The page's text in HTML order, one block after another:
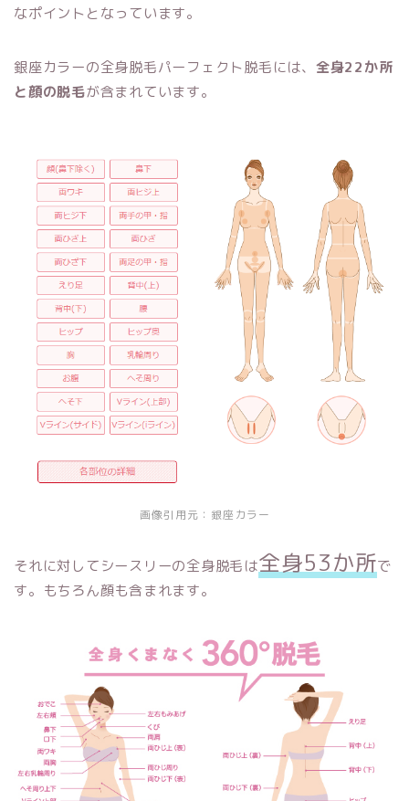
なポイントとなっています。
銀座カラーの全身脱毛パーフェクト脱毛には、 全身22か所
と顔の脱毛が含まれています。
画像引用元：銀座カラー
それに対してシースリーの全身脱毛は全身53か所で
す。もちろん顔も含まれます。